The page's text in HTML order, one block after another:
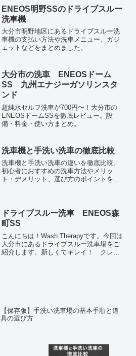
ENEOS明野SSのドライブスルー
洗車機
大分市明野地区にあるドライブスルー洗
車機の支払い方法や洗車メニュー、ガジ
ェットなどをまとめました。
大分市の洗車 ENEOSドーム
SS 九州エナジーガソリンスタ
ンド
超純水セルフ洗車が700円〜！大分市の
ENEOSドームSSを徹底レビュー。設
備・料金・使い方まとめ。
洗車機と手洗い洗車の徹底比較
洗車機と手洗い洗車の違いを徹底比較。
初心者におすすめの洗車方法やメリッ
ト・デメリット、選び方のポイントをわ
ドライブスルー洗車 ENEOS森
町SS
こんにちは！Wash Therapyです。今回は
大分市にあるドライブスルー洗車場をご
紹介します。新しくてキレイ！ クレジ
【保存版】手洗い洗車場の基本手順と道
具の選び方